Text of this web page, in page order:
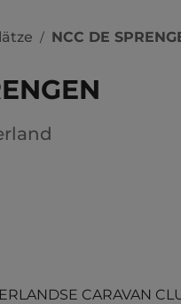
/ NCC DE
CARAVAN